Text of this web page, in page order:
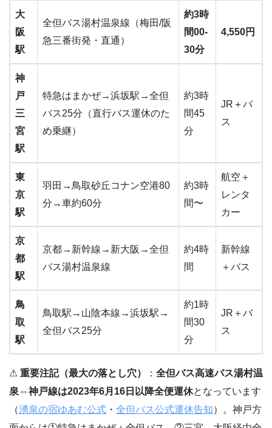
大
阪
駅
全但バス湯村温泉線（梅田/阪
急三番街発・直通）
約3時
間00-
30分
4,550円
神
戸
三
宮
駅
特急はまかぜ→浜坂駅→全但
バス25分（直行バス運休のた
め乗継）
約3時
間45
分
JR＋バ
ス
東
京
駅
羽田→鳥取砂丘コナン空港80
分→車約60分
約3時
間〜
航空＋
レンタ
カー
京
都
駅
京都→新幹線→新大阪→全但
バス湯村温泉線
約4時
間
新幹線
＋バス
鳥
取
駅
鳥取駅→山陰本線→浜坂駅→
全但バス25分
約1時
間30
分
JR＋バ
ス
⚠ 重要注記（最大の落とし穴） ： 全但バス高速バス湯村温
泉⇔神戸線は2023年6月16日以降全便運休となっています
（湧泉の宿ゆあむ公式 ・ 全但バス公式運休告知）。神戸方